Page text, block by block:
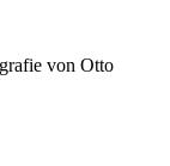
von Otto